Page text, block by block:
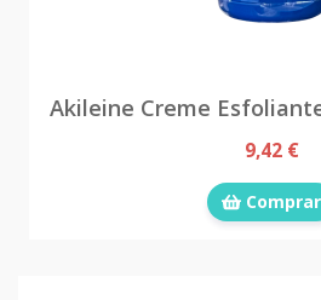
Akileine Creme
9,42 €
Comprar